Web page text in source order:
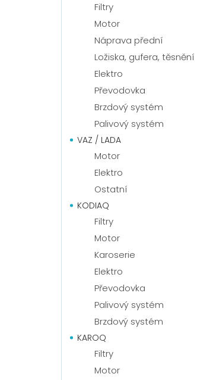
Filtry
Motor
Náprava přední
Ložiska, gufera, těsnění
Elektro
Převodovka
Brzdový systém
Palivový systém
VAZ / LADA
Motor
Elektro
Ostatní
KODIAQ
Filtry
Motor
Karoserie
Elektro
Převodovka
Palivový systém
Brzdový systém
KAROQ
Filtry
Motor